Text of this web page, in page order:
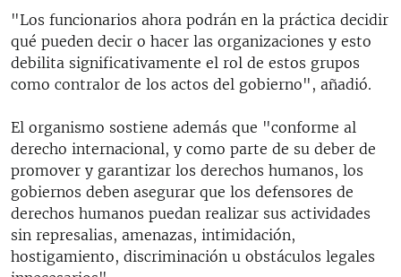
"Los funcionarios ahora podrán en la práctica decidir
qué pueden decir o hacer las organizaciones y esto
debilita significativamente el rol de estos grupos
como contralor de los actos del gobierno", añadió.
El organismo sostiene además que "conforme al
derecho internacional, y como parte de su deber de
promover y garantizar los derechos humanos, los
gobiernos deben asegurar que los defensores de
derechos humanos puedan realizar sus actividades
sin represalias, amenazas, intimidación,
hostigamiento, discriminación u obstáculos legales